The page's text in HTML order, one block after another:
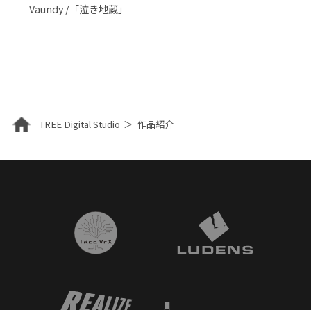
Vaundy /「泣き地蔵」
TREE Digital Studio 作品紹介